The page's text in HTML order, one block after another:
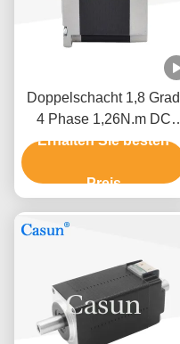
Doppelschacht 1,8 Grad
4 Phase 1,26N.m DC
NEMA 23 Hybrid-
Roboter
Erhalten Sie besten
Preis